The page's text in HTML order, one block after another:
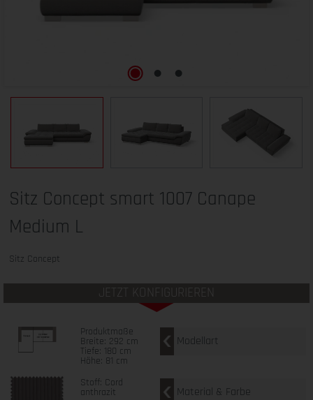
Sitz Concept smart 1007 Canape
Medium L
Sitz Concept
JETZT KONFIGURIEREN
Produktmaße
Breite: 292 cm
Tiefe: 180 cm
Höhe: 81 cm
Modellart
Stoff: Cord
anthrazit Material & Farbe